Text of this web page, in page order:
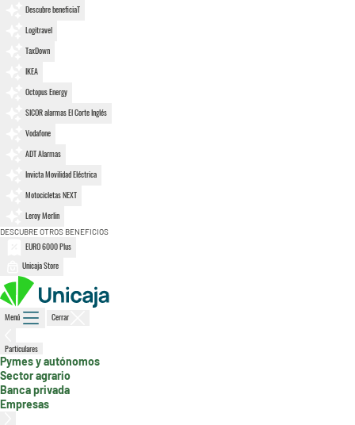
Descubre beneficiaT
Logitravel
TaxDown
IKEA
Octopus Energy
SICOR alarmas El Corte Inglés
Vodafone
ADT Alarmas
Invicta Movilidad Eléctrica
Motocicletas NEXT
Leroy Merlin
DESCUBRE OTROS BENEFICIOS
EURO 6000 Plus
Unicaja Store
Menú Cerrar
Particulares
Pymes y autónomos
Sector agrario
Banca privada
Empresas